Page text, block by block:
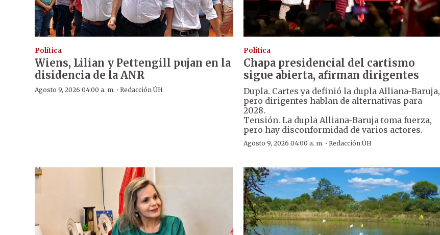
Política
Wiens, Lilian y Pettengill pujan en la
disidencia de la ANR
Agosto 9, 2026 04:00 a. m. · Redacción ÚH
Política
Chapa presidencial del cartismo
sigue abierta, afirman dirigentes
Dupla. Cartes ya definió la dupla Alliana-Baruja,
pero dirigentes hablan de alternativas para
2028.
Tensión. La dupla Alliana-Baruja toma fuerza,
pero hay disconformidad de varios actores.
Agosto 9, 2026 04:00 a. m. ·Redacción ÚH